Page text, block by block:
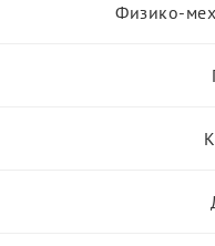
Физико-